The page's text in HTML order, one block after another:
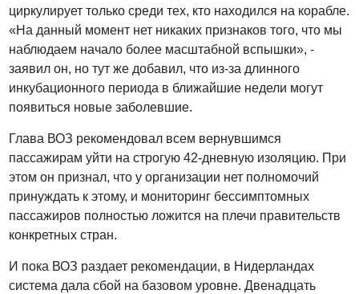
циркулирует только среди тех, кто находился на корабле.
«На данный момент нет никаких признаков того, что мы
наблюдаем начало более масштабной вспышки», -
заявил он, но тут же добавил, что из-за длинного
инкубационного периода в ближайшие недели могут
появиться новые заболевшие.
Глава ВОЗ рекомендовал всем вернувшимся
пассажирам уйти на строгую 42-дневную изоляцию. При
этом он признал, что у организации нет полномочий
принуждать к этому, и мониторинг бессимптомных
пассажиров полностью ложится на плечи правительств
конкретных стран.
И пока ВОЗ раздает рекомендации, в Нидерландах
система дала сбой на базовом уровне. Двенадцать